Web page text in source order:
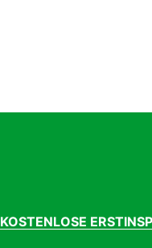
KOSTENLOSE